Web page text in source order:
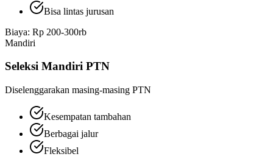
Bisa lintas jurusan
Biaya: Rp 200-300rb
Mandiri
Seleksi Mandiri PTN
Diselenggarakan masing-masing PTN
Kesempatan tambahan
Berbagai jalur
Fleksibel